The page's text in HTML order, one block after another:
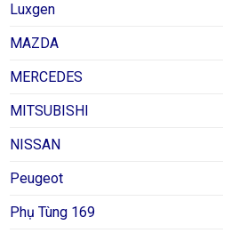
Luxgen
MAZDA
MERCEDES
MITSUBISHI
NISSAN
Peugeot
Phụ Tùng 169